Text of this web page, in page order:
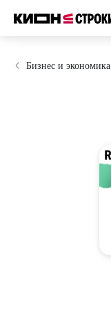
Бизнес и экономика